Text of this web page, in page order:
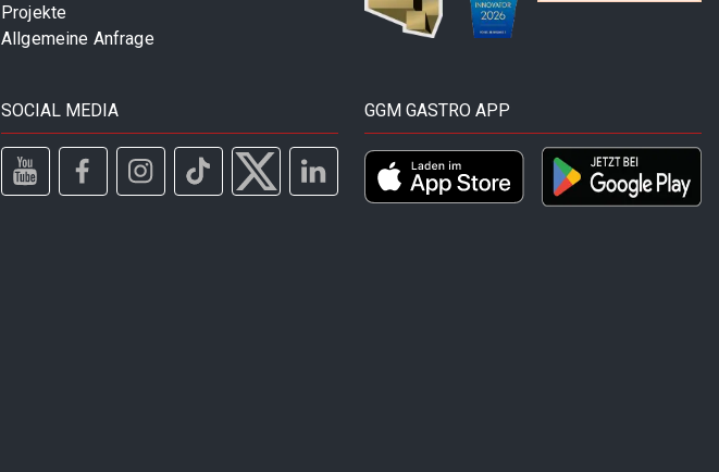
Projekte
Allgemeine Anfrage
SOCIAL MEDIA GGM GASTRO APP